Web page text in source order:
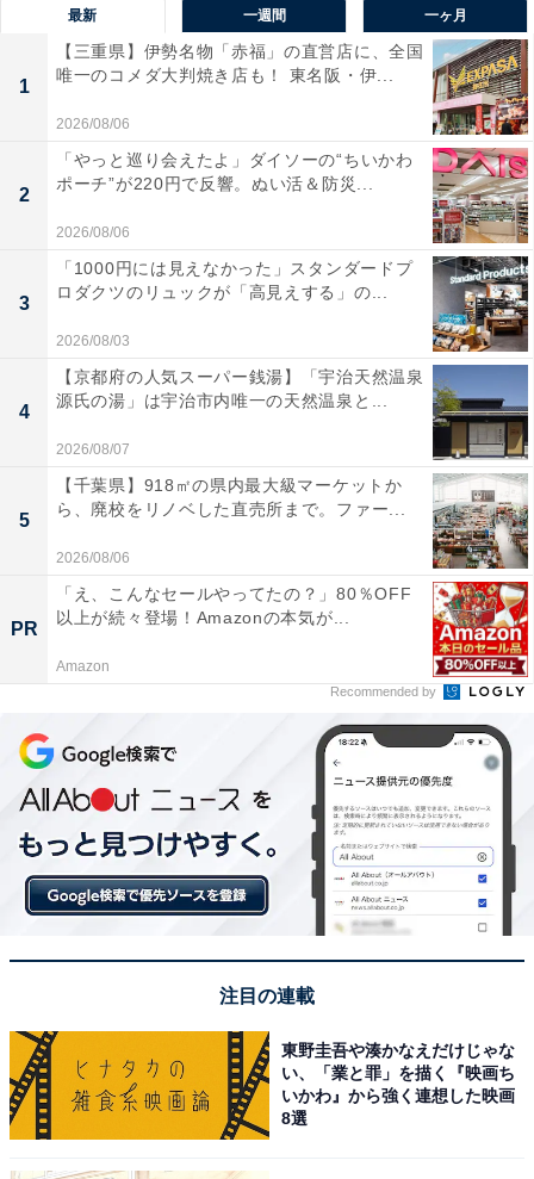
最新 一週間 一ヶ月
1
【三重県】伊勢名物「赤福」の直営店に、全国
唯一のコメダ大判焼き店も！ 東名阪・伊...
2026/08/06
2
「やっと巡り会えたよ」ダイソーの“ちいかわ
ポーチ”が220円で反響。ぬい活＆防災...
2026/08/06
3
「1000円には見えなかった」スタンダードプ
ロダクツのリュックが「高見えする」の...
2026/08/03
4
【京都府の人気スーパー銭湯】「宇治天然温泉
源氏の湯」は宇治市内唯一の天然温泉と...
2026/08/07
5
【千葉県】918㎡の県内最大級マーケットか
ら、廃校をリノベした直売所まで。ファー...
2026/08/06
PR
「え、こんなセールやってたの？」80％OFF
以上が続々登場！Amazonの本気が...
Amazon
Recommended by
注目の連載
東野圭吾や湊かなえだけじゃな
い、「業と罪」を描く『映画ち
いかわ』から強く連想した映画
8選